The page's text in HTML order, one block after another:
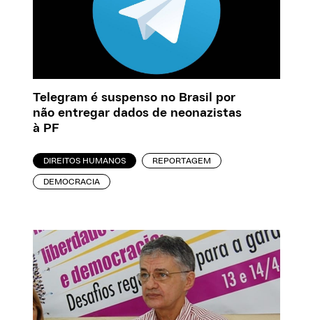
Telegram é suspenso no Brasil por
não entregar dados de neonazistas
à PF
DIREITOS HUMANOS REPORTAGEM
DEMOCRACIA